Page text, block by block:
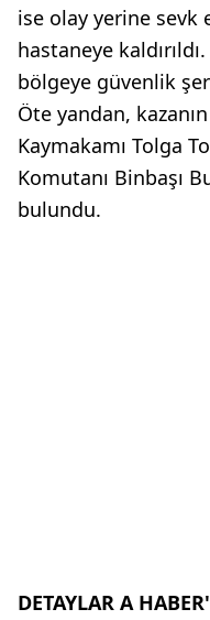
ise olay yerine sevk
hastaneye
bölgeye güvenlik
Öte yandan,
Kaymakamı Tolga
Komutanı Binbaşı
bulundu.
DETAYLAR A